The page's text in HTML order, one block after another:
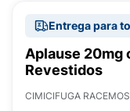
Entrega para
Aplause 20mg
Revestidos
CIMICIFUGA